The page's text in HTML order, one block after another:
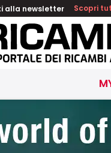
alla newsletter Scopri